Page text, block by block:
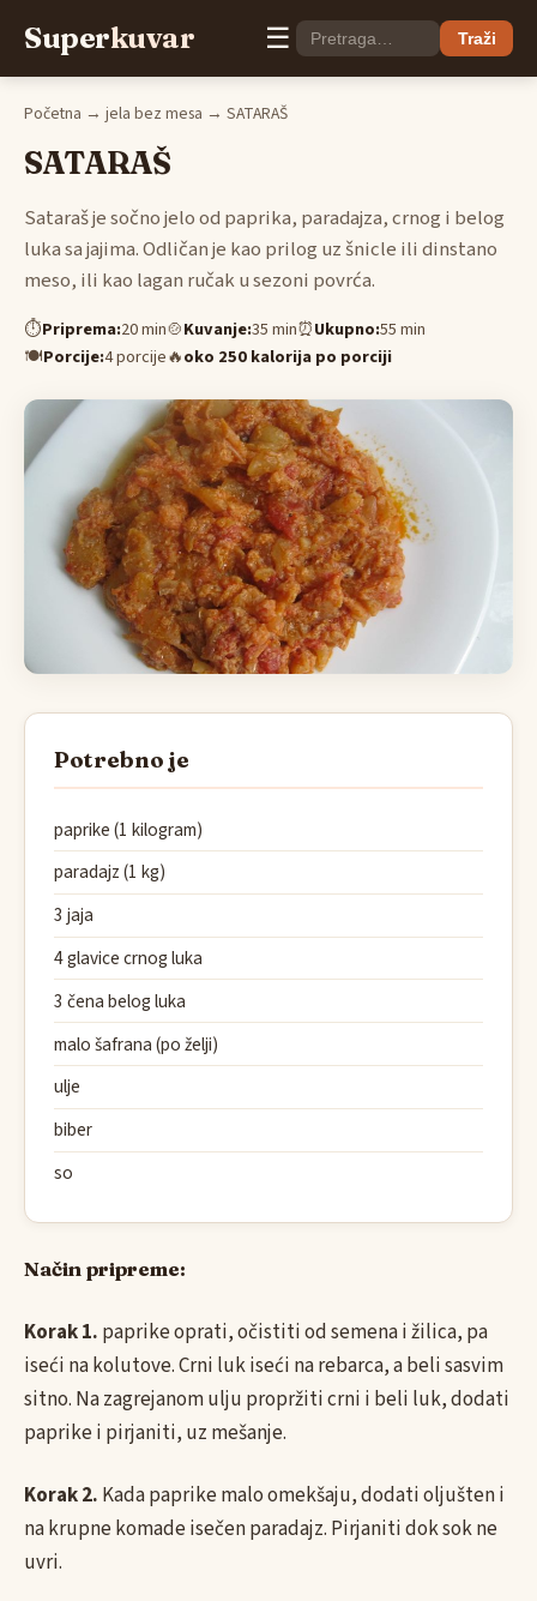
Superkuvar ☰ Traži
Početna → jela bez mesa → SATARAŠ
SATARAŠ
Sataraš je sočno jelo od paprika, paradajza, crnog i belog
luka sa jajima. Odličan je kao prilog uz šnicle ili dinstano
meso, ili kao lagan ručak u sezoni povrća.
⏱Priprema:20 min🍲Kuvanje:35 min⏰Ukupno:55 min
🍽Porcije:4 porcije🔥oko 250 kalorija po porciji
Potrebno je
paprike (1 kilogram)
paradajz (1 kg)
3 jaja
4 glavice crnog luka
3 čena belog luka
malo šafrana (po želji)
ulje
biber
so
Način pripreme:
Korak 1. paprike oprati, očistiti od semena i žilica, pa
iseći na kolutove. Crni luk iseći na rebarca, a beli sasvim
sitno. Na zagrejanom ulju propržiti crni i beli luk, dodati
paprike i pirjaniti, uz mešanje.
Korak 2. Kada paprike malo omekšaju, dodati oljušten i
na krupne komade isečen paradajz. Pirjaniti dok sok ne
uvri.